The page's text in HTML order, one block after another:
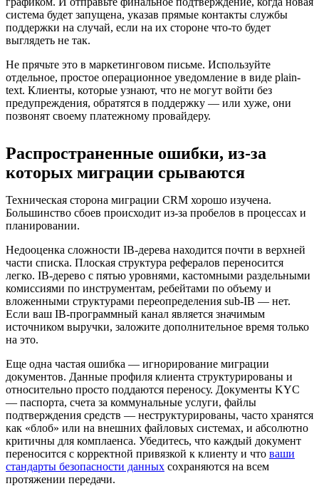
система будет запущена, указав прямые контакты службы
поддержки на случай, если на их стороне что-то будет
выглядеть не так.
Не прячьте это в маркетинговом письме. Используйте
отдельное, простое операционное уведомление в виде plain-
text. Клиенты, которые узнают, что не могут войти без
предупреждения, обратятся в поддержку — или хуже, они
позвонят своему платежному провайдеру.
Распространенные ошибки, из‑за
которых миграции срываются
Техническая сторона миграции CRM хорошо изучена.
Большинство сбоев происходит из‑за пробелов в процессах и
планировании.
Недооценка сложности IB-дерева находится почти в верхней
части списка. Плоская структура рефералов переносится
легко. IB-дерево с пятью уровнями, кастомными раздельными
комиссиями по инструментам, ребейтами по объему и
вложенными структурами переопределения sub-IB — нет.
Если ваш IB-программный канал является значимым
источником выручки, заложите дополнительное время только
на это.
Еще одна частая ошибка — игнорирование миграции
документов. Данные профиля клиента структурированы и
относительно просто поддаются переносу. Документы KYC
— паспорта, счета за коммунальные услуги, файлы
подтверждения средств — неструктурированы, часто хранятся
как «блоб» или на внешних файловых системах, и абсолютно
критичны для комплаенса. Убедитесь, что каждый документ
переносится с корректной привязкой к клиенту и что ваши
стандарты безопасности данных сохраняются на всем
протяжении передачи.